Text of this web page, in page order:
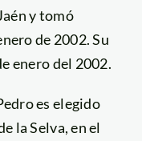
y tomó
de 2002. Su
enero del 2002.
es elegido
la Selva, en el